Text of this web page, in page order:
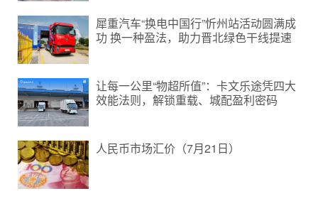
犀重汽车“换电中国行”忻州站活动圆满成
功 换一种盈法，助力晋北绿色干线提速
让每一公里“物超所值”：卡文乐途凭四大
效能法则，解锁重载、城配盈利密码
人民币市场汇价（7月21日）